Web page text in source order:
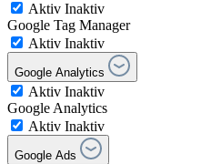
Aktiv Inaktiv
Google Tag Manager
Aktiv Inaktiv
Google Analytics
Aktiv Inaktiv
Google Analytics
Aktiv Inaktiv
Google Ads